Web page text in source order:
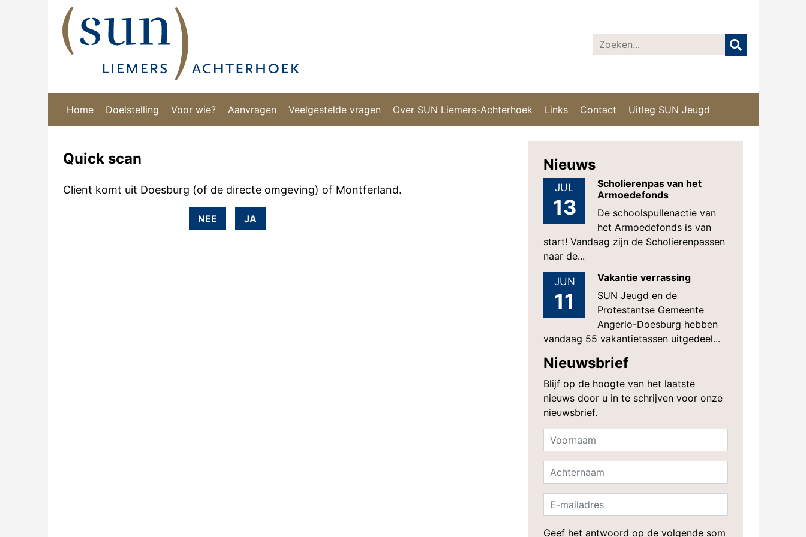
Home Doelstelling Voor wie? Aanvragen Veelgestelde vragen Over SUN Liemers-Achterhoek Links Contact Uitleg SUN Jeugd
Quick scan
Client komt uit Doesburg (of de directe omgeving) of Montferland.
NEE JA
Nieuws
JUL
13
Scholierenpas van het
Armoedefonds
De schoolspullenactie van
het Armoedefonds is van
start! Vandaag zijn de Scholierenpassen
naar de...
JUN
11
Vakantie verrassing
SUN Jeugd en de
Protestantse Gemeente
Angerlo-Doesburg hebben
vandaag 55 vakantietassen uitgedeel...
Nieuwsbrief
Blijf op de hoogte van het laatste
nieuws door u in te schrijven voor onze
nieuwsbrief.
Geef het antwoord op de volgende som